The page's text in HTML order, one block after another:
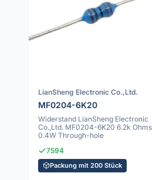
LianSheng Electronic Co.,Ltd.
MF0204-6K20
Widerstand LianSheng Electronic
Co.,Ltd. MF0204-6K20 6.2k Ohms
0.4W Through-hole
7594
Packung mit 200 Stück